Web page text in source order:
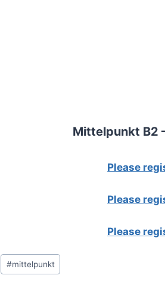
Mittelpunkt B2
Please
Please
Please
Post
Tags:
#mittelpunkt